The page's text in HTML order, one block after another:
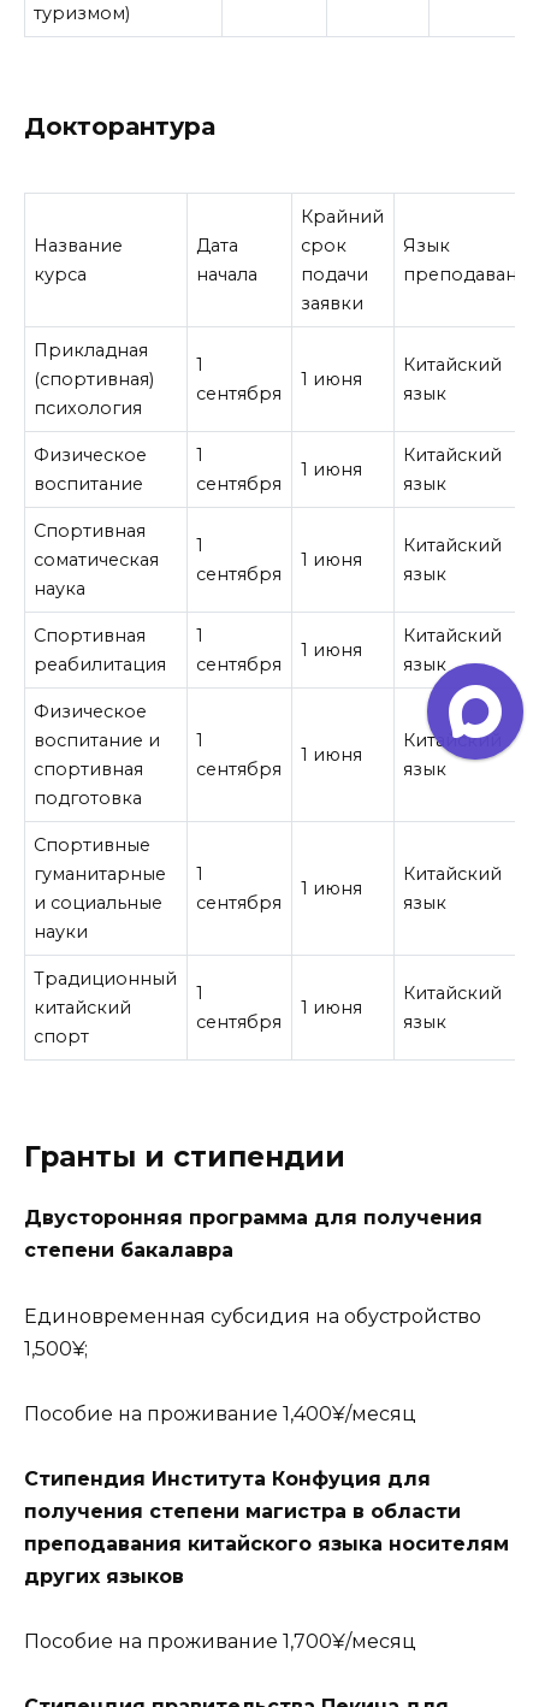
туризмом)
Докторантура
Название
курса
Дата
начала
Крайний
срок
подачи
заявки
Язык
преподавания
Прикладная
(спортивная)
психология
1
сентября
1 июня
Китайский
язык
Физическое
воспитание
1
сентября
1 июня
Китайский
язык
Спортивная
соматическая
наука
1
сентября
1 июня
Китайский
язык
Спортивная
реабилитация
1
сентября
1 июня
Китайский
язык
Физическое
воспитание и
спортивная
подготовка
1
сентября
1 июня
Китайский
язык
Спортивные
гуманитарные
и социальные
науки
1
сентября
1 июня
Китайский
язык
Традиционный
китайский
спорт
1
сентября
1 июня
Китайский
язык
Гранты и стипендии
Двусторонняя программа для получения
степени бакалавра
Единовременная субсидия на обустройство
1,500¥;
Пособие на проживание 1,400¥/месяц
Стипендия Института Конфуция для
получения степени магистра в области
преподавания китайского языка носителям
других языков
Пособие на проживание 1,700¥/месяц